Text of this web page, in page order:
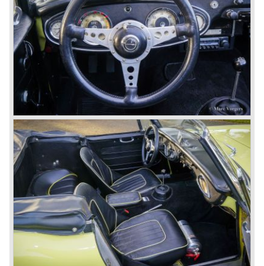
groot als die aan de voorzijde.
Het laatste volledige productiejaar is 1967. 3051 Healey's
worden er dat jaar geproduceerd. De laatste productie
batch, november/ december 1967, van ruim 500 auto's
wordt uitgevoerd in de kleur metallic golden beige met een
zwart interieur. De stoelen worden voorzien van
imitatiechroom "piping". De foto hieronder toont zo'n
"Golden" Healey uit 1967.
In 1968 was het definitief gedaan met de productie van de
Austin Healey. In maart 1968 wordt er nog één
rechtsgestuurde Austin Healey 3000 MK phase 2
gebouwd. Wij zijn erg benieuwd voor wie deze
"nakomeling" werd gebouwd...
Heden ten dage is de Austin Healey één van de meest
populaire klassiekers. De prachtige vormgeving, het
karakter en de machtige motorblokken zullen altijd tot de
verbeelding blijven spreken.
© Marc Vorgers